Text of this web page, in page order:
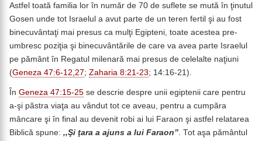
Astfel toată familia lor în număr de 70 de suflete se mută în ţinutul
Gosen unde tot Israelul a avut parte de un teren fertil şi au fost
binecuvântaţi mai presus ca mulţi Egipteni, toate acestea pre-
umbresc poziţia şi binecuvântările de care va avea parte Israelul
pe pământ în Regatul milenară mai presus de celelalte naţiuni
(Geneza 47:6-12,27; Zaharia 8:21-23; 14:16-21).
În Geneza 47:15-25 se descrie despre unii egiptenii care pentru
a-şi păstra viaţa au vândut tot ce aveau, pentru a cumpăra
mâncare şi în final au devenit robi ai lui Faraon şi astfel relatarea
Biblică spune: ,,Şi ţara a ajuns a lui Faraon”. Tot aşa pământul